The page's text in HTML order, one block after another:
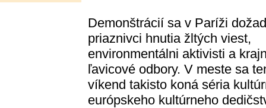
Demonštrácií sa v Paríži
priaznivci hnutia žltých viest,
environmentálni aktivisti a
ľavicové odbory. V meste sa
víkend takisto koná séria
európskeho kultúrneho